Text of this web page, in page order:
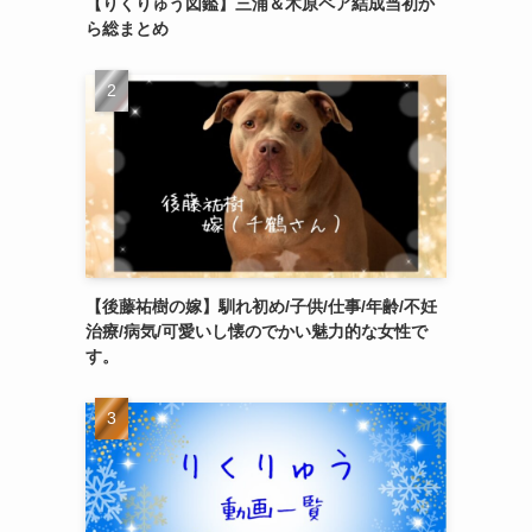
ら総まとめ
【後藤祐樹の嫁】馴れ初め/子供/仕事/年齢/不妊
治療/病気/可愛いし懐のでかい魅力的な女性で
す。